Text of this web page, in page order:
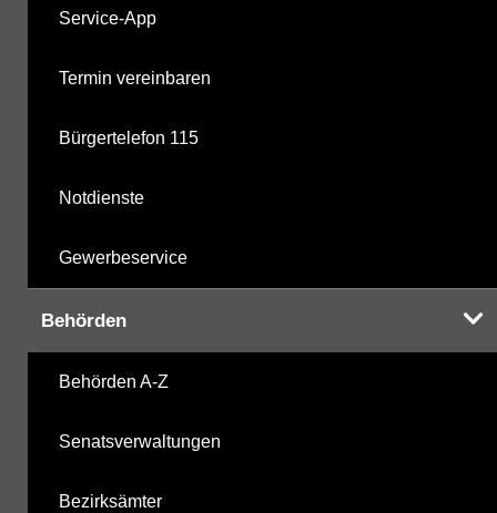
Service-App
Termin vereinbaren
Bürgertelefon 115
Notdienste
Gewerbeservice
Behörden
Behörden A-Z
Senatsverwaltungen
Bezirksämter